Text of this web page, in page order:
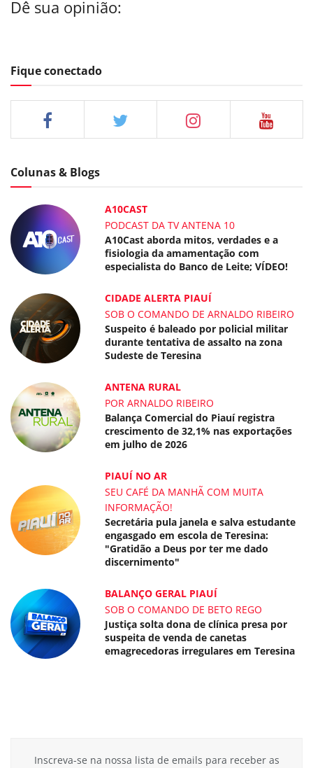
Dê sua opinião:
Fique conectado
Colunas & Blogs
A10CAST
PODCAST DA TV ANTENA 10
A10Cast aborda mitos, verdades e a
fisiologia da amamentação com
especialista do Banco de Leite; VÍDEO!
CIDADE ALERTA PIAUÍ
SOB O COMANDO DE ARNALDO RIBEIRO
Suspeito é baleado por policial militar
durante tentativa de assalto na zona
Sudeste de Teresina
ANTENA RURAL
POR ARNALDO RIBEIRO
Balança Comercial do Piauí registra
crescimento de 32,1% nas exportações
em julho de 2026
PIAUÍ NO AR
SEU CAFÉ DA MANHÃ COM MUITA
INFORMAÇÃO!
Secretária pula janela e salva estudante
engasgado em escola de Teresina:
"Gratidão a Deus por ter me dado
discernimento"
BALANÇO GERAL PIAUÍ
SOB O COMANDO DE BETO REGO
Justiça solta dona de clínica presa por
suspeita de venda de canetas
emagrecedoras irregulares em Teresina
Inscreva-se na nossa lista de emails para receber as